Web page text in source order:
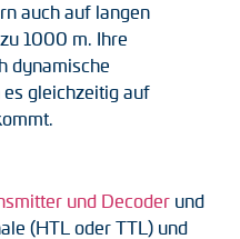
auch auf langen
1000 m. Ihre
dynamische
gleichzeitig auf
und Decoder und
(HTL oder TTL) und